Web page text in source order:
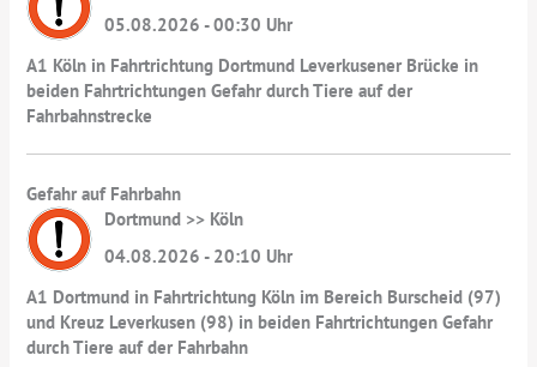
05.08.2026 - 00:30 Uhr
A1 Köln in Fahrtrichtung Dortmund Leverkusener Brücke in
beiden Fahrtrichtungen Gefahr durch Tiere auf der
Fahrbahnstrecke
Gefahr auf Fahrbahn
Dortmund >> Köln
04.08.2026 - 20:10 Uhr
A1 Dortmund in Fahrtrichtung Köln im Bereich Burscheid (97)
und Kreuz Leverkusen (98) in beiden Fahrtrichtungen Gefahr
durch Tiere auf der Fahrbahn